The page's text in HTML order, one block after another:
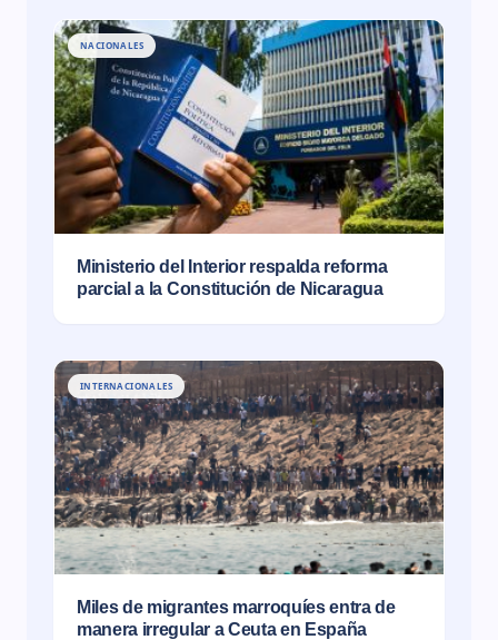
NACIONALES
Ministerio del Interior respalda reforma
parcial a la Constitución de Nicaragua
INTERNACIONALES
Miles de migrantes marroquíes entra de
manera irregular a Ceuta en España